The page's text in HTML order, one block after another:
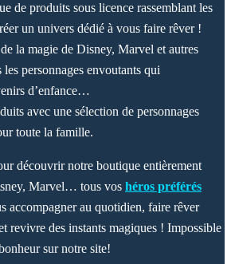
de produits sous licence rassemblant les
un univers dédié à vous faire rêver !
la magie de Disney, Marvel et autres
personnages envoutants qui
d’enfance…
avec une sélection de personnages
toute la famille.
découvrir notre boutique entièrement
Marvel… tous vos héros préférés
accompagner au quotidien, faire rêver
revivre des instants magiques ! Impossible
sur notre site!